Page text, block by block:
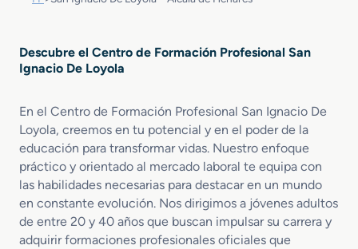
Descubre el Centro de Formación Profesional San
Ignacio De Loyola
En el Centro de Formación Profesional San Ignacio De
Loyola, creemos en tu potencial y en el poder de la
educación para transformar vidas. Nuestro enfoque
práctico y orientado al mercado laboral te equipa con
las habilidades necesarias para destacar en un mundo
en constante evolución. Nos dirigimos a jóvenes adultos
de entre 20 y 40 años que buscan impulsar su carrera y
adquirir formaciones profesionales oficiales que